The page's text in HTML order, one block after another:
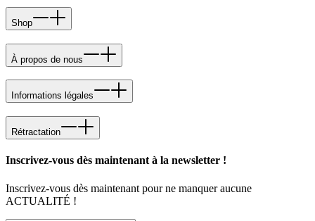
Shop
À propos de nous
Informations légales
Rétractation
Inscrivez-vous dès maintenant à la newsletter !
Inscrivez-vous dès maintenant pour ne manquer aucune
ACTUALITÉ !